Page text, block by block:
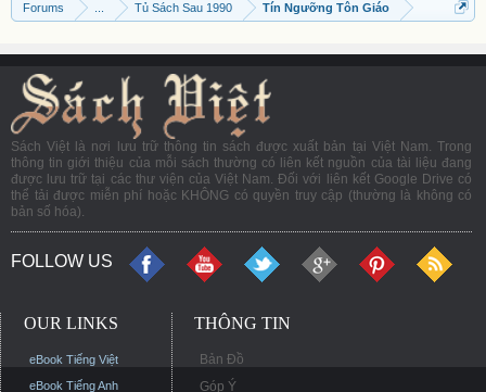
Forums Tủ Sách Sau 1990 Tín Ngưỡng Tôn Giáo
Sách Việt là nơi lưu trữ thông tin sách được xuất bản tại Việt Nam. Trong
thông tin giới thiệu của mỗi sách thường có liên kết nguồn của tài liệu đang
được lưu trữ tại các thư viện của Việt Nam. Đối với liên kết Google Drive có
thể tải được miễn phí hoặc KHÔNG có quyền truy cập (thường là không có
bản số hóa).
FOLLOW US
OUR LINKS
eBook Tiếng Việt
eBook Tiếng Anh
THÔNG TIN
Bản Đồ
Góp Ý